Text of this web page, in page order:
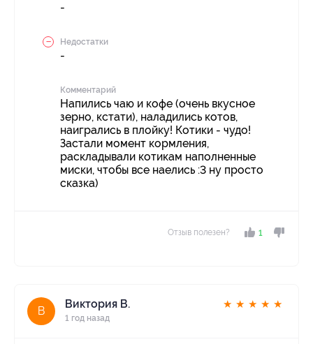
-
Недостатки
-
Комментарий
Напились чаю и кофе (очень вкусное
зерно, кстати), наладились котов,
наигрались в плойку! Котики - чудо!
Застали момент кормления,
раскладывали котикам наполненные
миски, чтобы все наелись :3 ну просто
сказка)
Отзыв полезен? 1
В
Виктория В.
1 год назад
★ ★ ★ ★ ★